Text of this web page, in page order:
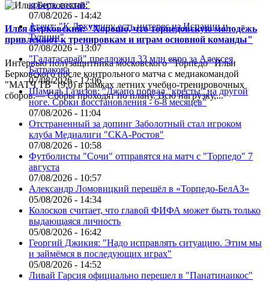
Илья Берковский: "Хорошо, что торпедовскую молодёжь
привлекают к тренировкам и играм основной команды"
Интервью полузащитника московского "Торпедо" Ильи
Берковского после контрольного матча с медиакомандой
"МАТЧ ТВ" (9:0) в рамках летних учебно-тренировочных
сборов.— Сборы проходят по плану. Всю нагрузку,...
кроить состав"
07/08/2026 - 14:42
Агент: "К Дркушичу есть интерес из Испании и
Турции"
07/08/2026 - 13:07
"Галатасарай" предложил 33 млн евро за Алексея
Батракова
07/08/2026 - 12:06
Шамиль Газизов: "Джапо порвал "кресты" на другой
ноге. Сроки восстановления - 6-8 месяцев"
07/08/2026 - 11:04
Отстраненный за допинг Заболотный стал игроком
клуба Медиалиги "СКА-Ростов"
07/08/2026 - 10:58
Футболисты "Сочи" отправятся на матч с "Торпедо" 7
августа
07/08/2026 - 10:57
Александр Ломовицкий перешёл в «Торпедо-БелАЗ»
05/08/2026 - 14:34
Колосков считает, что главой ФИФА может быть только
выдающаяся личность
05/08/2026 - 16:42
Георгий Джикия: "Надо исправлять ситуацию. Этим мы
и займёмся в последующих играх"
05/08/2026 - 14:52
Ливай Гарсия официально перешел в "Панатинаикос"